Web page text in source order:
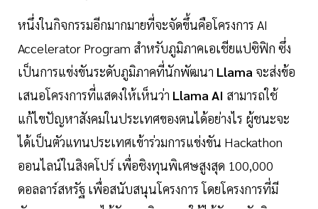
หนึ่งในกิจกรรมอีกมากมายที่จะจัดขึ้นคือโครงการ AI
Accelerator Program สำหรับภูมิภาคเอเชียแปซิฟิก ซึ่ง
เป็นการแข่งขันระดับภูมิภาคที่นักพัฒนา Llama จะส่งข้อ
เสนอโครงการที่แสดงให้เห็นว่า Llama AI สามารถใช้
แก้ไขปัญหาสังคมในประเทศของตนได้อย่างไร ผู้ชนะจะ
ได้เป็นตัวแทนประเทศเข้าร่วมการแข่งขัน Hackathon
ออนไลน์ในสิงคโปร์ เพื่อชิงทุนพิเศษสูงสุด 100,000
ดอลลาร์สหรัฐ เพื่อสนับสนุนโครงการ โดยโครงการที่มี